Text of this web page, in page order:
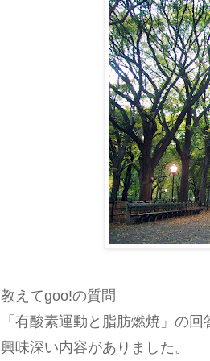
教えてgoo!の質問
「有酸素運動と脂肪燃焼」の回
興味深い内容がありました。